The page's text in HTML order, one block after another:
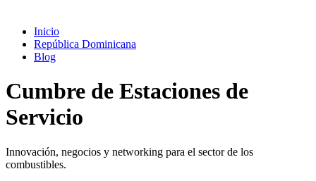
Inicio
República Dominicana
Blog
Cumbre de Estaciones de
Servicio
Innovación, negocios y networking para el sector de los
combustibles.